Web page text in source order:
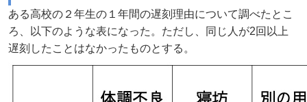
ある高校の２年生の１年間の遅刻理由について調べたとこ
ろ、以下のような表になった。ただし、同じ人が2回以上
遅刻したことはなかったものとする。